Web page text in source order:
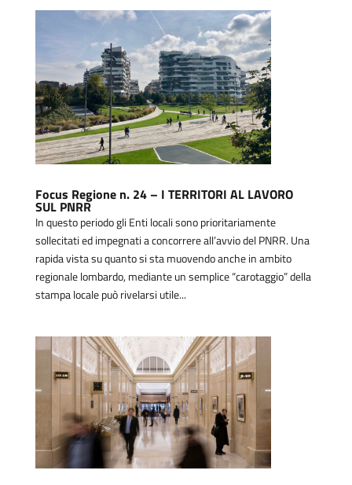
Focus Regione n. 24 – I TERRITORI AL LAVORO
SUL PNRR
In questo periodo gli Enti locali sono prioritariamente
sollecitati ed impegnati a concorrere all’avvio del PNRR. Una
rapida vista su quanto si sta muovendo anche in ambito
regionale lombardo, mediante un semplice “carotaggio” della
stampa locale può rivelarsi utile...